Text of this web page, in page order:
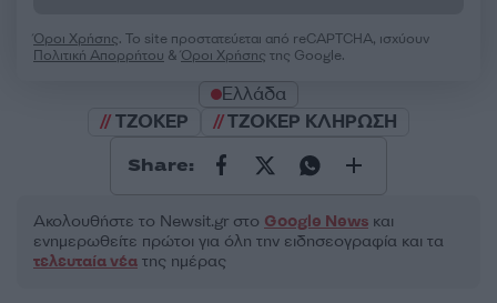
Όροι Χρήσης. Το site προστατεύεται από reCAPTCHA, ισχύουν
Πολιτική Απορρήτου &Όροι Χρήσης της Google.
Ελλάδα
ΤΖΟΚΕΡ
ΤΖΟΚΕΡ ΚΛΗΡΩΣΗ
Share:
Ακολουθήστε το Νewsit.gr στο Google News και
ενημερωθείτε πρώτοι για όλη την ειδησεογραφία και τα
τελευταία νέα της ημέρας